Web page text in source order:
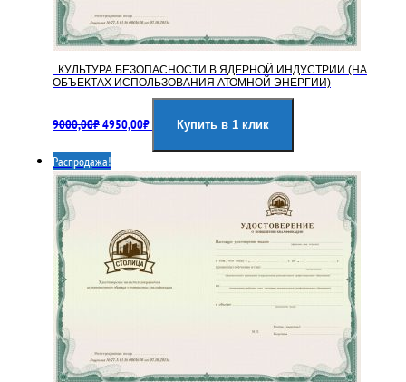
КУЛЬТУРА БЕЗОПАСНОСТИ В ЯДЕРНОЙ ИНДУСТРИИ (НА
ОБЪЕКТАХ ИСПОЛЬЗОВАНИЯ АТОМНОЙ ЭНЕРГИИ)
9000,00₽цена
9000,00₽.
4950,00₽цена:
Купить в 1 клик
Распродажа!